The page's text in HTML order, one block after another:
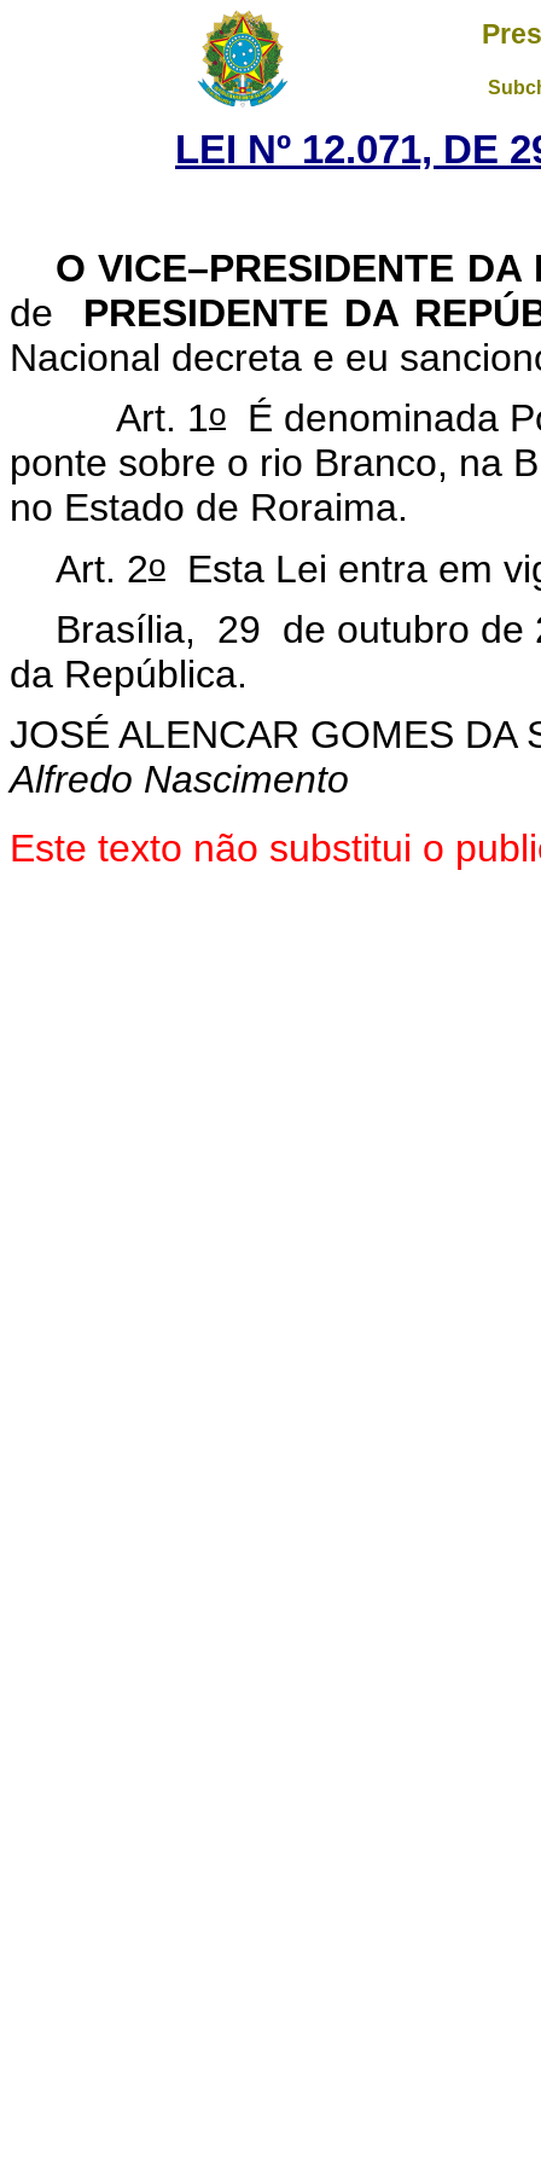
LEI Nº 12.071, DE
O VICE–PRESIDENTE
de PRESIDENTE DA
Nacional decreta e eu
Art. 1o É denominada
ponte sobre o rio Branco, na
no Estado de Roraima.
Art. 2oEsta Lei entra em
Brasília, 29 de outubro de
da República.
JOSÉ ALENCAR GOMES DA
Alfredo Nascimento
Este texto não substitui o